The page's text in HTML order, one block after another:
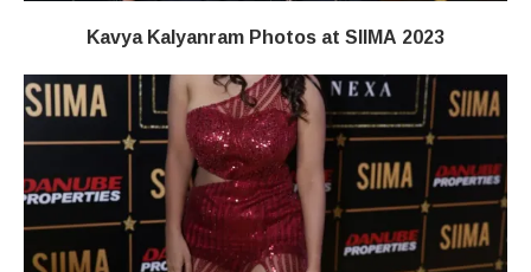
Kavya Kalyanram Photos at SIIMA 2023